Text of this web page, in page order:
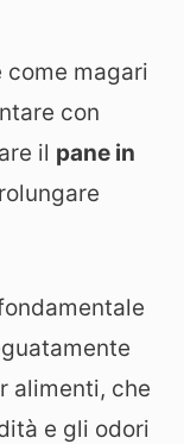
come magari
con
il pane in
alimenti, che
e gli odori